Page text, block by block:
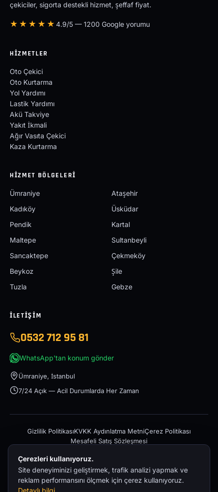
çekiciler, sigorta destekli hizmet, şeffaf fiyat.
★★★★★ 4.9/5 — 1200 Google yorumu
HIZMETLER
Oto Çekici
Oto Kurtarma
Yol Yardımı
Lastik Yardımı
Akü Takviye
Yakıt İkmali
Ağır Vasıta Çekici
Kaza Kurtarma
HIZMET BÖLGELERI
Ümraniye
Ataşehir
Kadıköy
Üsküdar
Pendik
Kartal
Maltepe
Sultanbeyli
Sancaktepe
Çekmeköy
Beykoz
Şile
Tuzla
Gebze
İLETIŞIM
0532 712 95 81
WhatsApp'tan konum gönder
Ümraniye, İstanbul
7/24 Açık — Acil Durumlarda Her Zaman
Gizlilik PolitikasıKVKK Aydınlatma MetniÇerez Politikası
Mesafeli Satış Sözleşmesi
Çerezleri kullanıyoruz.
Site deneyiminizi geliştirmek, trafik analizi yapmak ve
reklam performansını ölçmek için çerez kullanıyoruz.
Detaylı bilgi